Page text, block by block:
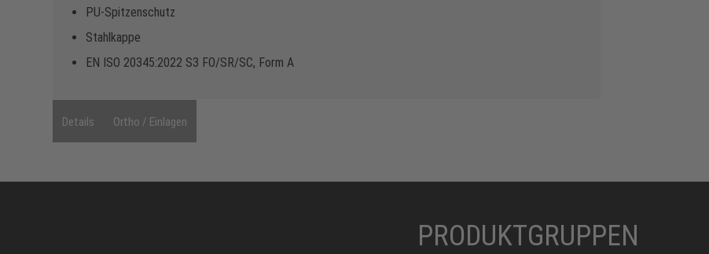
PU-Spitzenschutz
Stahlkappe
EN ISO 20345:2022 S3 FO/SR/SC, Form A
Details Ortho / Einlagen
PRODUKTGRUPPEN